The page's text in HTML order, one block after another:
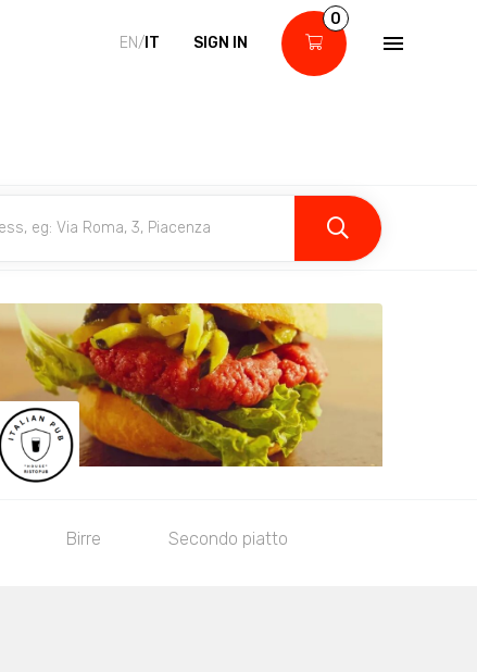
EN/ IT SIGN IN
0
Birre Secondo piatto